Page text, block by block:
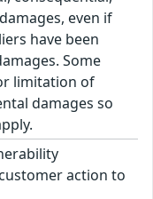
even if
have been
Some
limitation of
damages so
action to